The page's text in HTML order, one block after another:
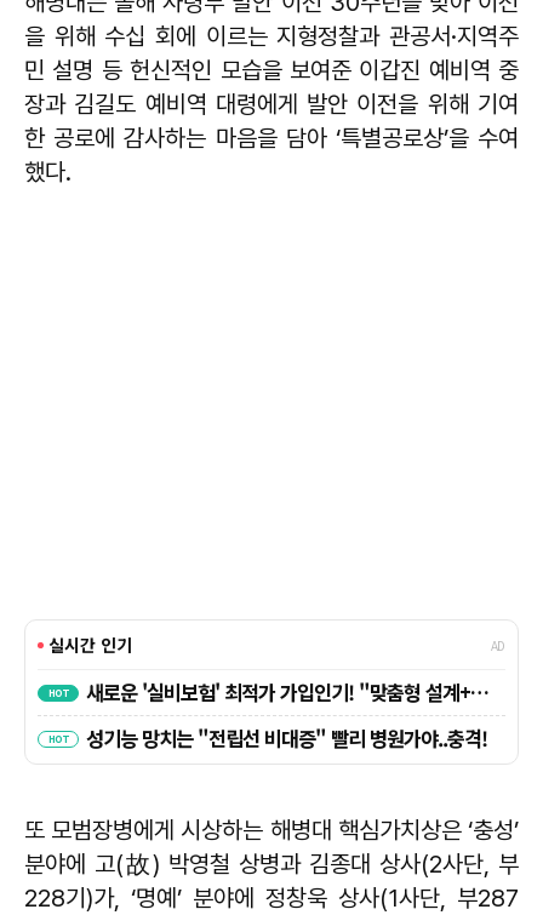
을 위해 수십 회에 이르는 지형정찰과 관공서·지역주
민 설명 등 헌신적인 모습을 보여준 이갑진 예비역 중
장과 김길도 예비역 대령에게 발안 이전을 위해 기여
한 공로에 감사하는 마음을 담아 ‘특별공로상’을 수여
했다.
또 모범장병에게 시상하는 해병대 핵심가치상은 ‘충성’
분야에 고(故) 박영철 상병과 김종대 상사(2사단, 부
228기)가, ‘명예’ 분야에 정창욱 상사(1사단, 부287